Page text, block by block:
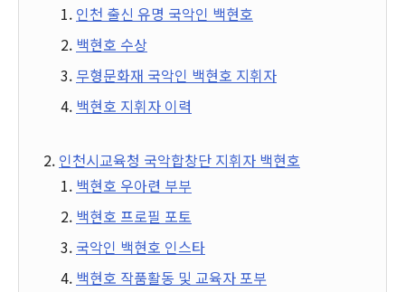
인천 출신 유명 국악인 백현호
백현호 수상
무형문화재 국악인 백현호 지휘자
백현호 지휘자 이력
인천시교육청 국악합창단 지휘자 백현호
백현호 우아련 부부
백현호 프로필 포토
국악인 백현호 인스타
백현호 작품활동 및 교육자 포부